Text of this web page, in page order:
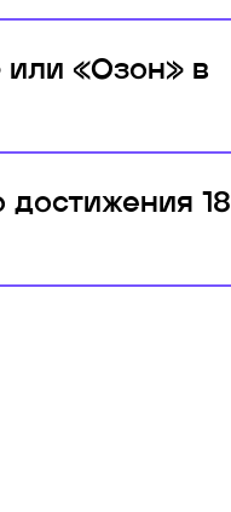
или «Озон» в
18